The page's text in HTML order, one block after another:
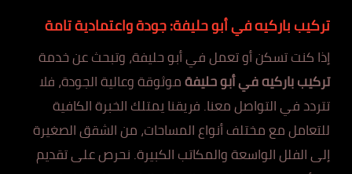
تركيب باركيه في أبو حليفة: جودة واعتمادية تامة
إذا كنت تسكن أو تعمل في أبو حليفة، وتبحث عن خدمة
تركيب باركيه في أبو حليفةموثوقة وعالية الجودة، فلا
تتردد في التواصل معنا. فريقنا يمتلك الخبرة الكافية
للتعامل مع مختلف أنواع المساحات، من الشقق الصغيرة
إلى الفلل الواسعة والمكاتب الكبيرة. نحرص على تقديم